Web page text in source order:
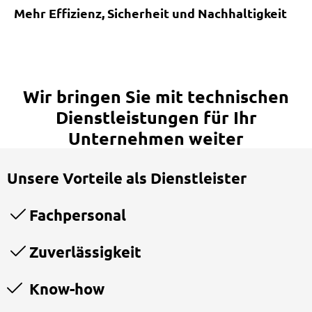
Mehr Effizienz, Sicherheit und Nachhaltigkeit
Wir bringen Sie mit technischen
Dienstleistungen für Ihr
Unternehmen weiter
Unsere Vorteile als Dienstleister
Fachpersonal
Zuverlässigkeit
Know-how